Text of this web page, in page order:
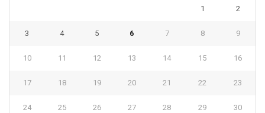
1 2
3 4 5 6 7 8 9
10 11 12 13 14 15 16
17 18 19 20 21 22 23
24 25 26 27 28 29 30